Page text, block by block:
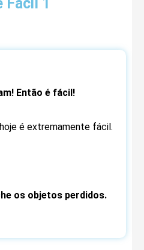
Fácil 1
Então é fácil!
é extremamente fácil.
os objetos perdidos.